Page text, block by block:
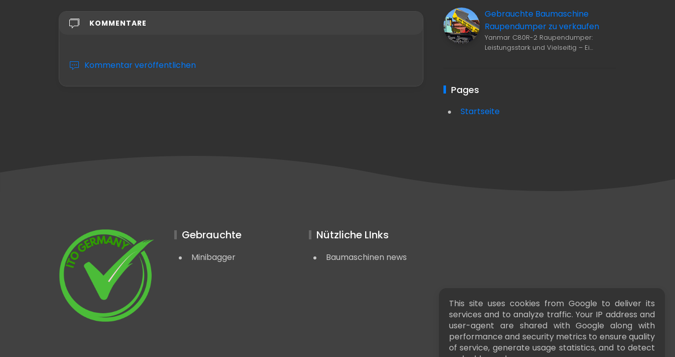
KOMMENTARE
Kommentar veröffentlichen
Gebrauchte Baumaschine
Raupendumper zu verkaufen
Yanmar C80R-2 Raupendumper:
Leistungsstark und Vielseitig – Ei…
Pages
Startseite
Gebrauchte
Minibagger
Nützliche LInks
Baumaschinen news
This site uses cookies from Google to deliver its
services and to analyze traffic. Your IP address and
user-agent are shared with Google along with
performance and security metrics to ensure quality
of service, generate usage statistics, and to detect